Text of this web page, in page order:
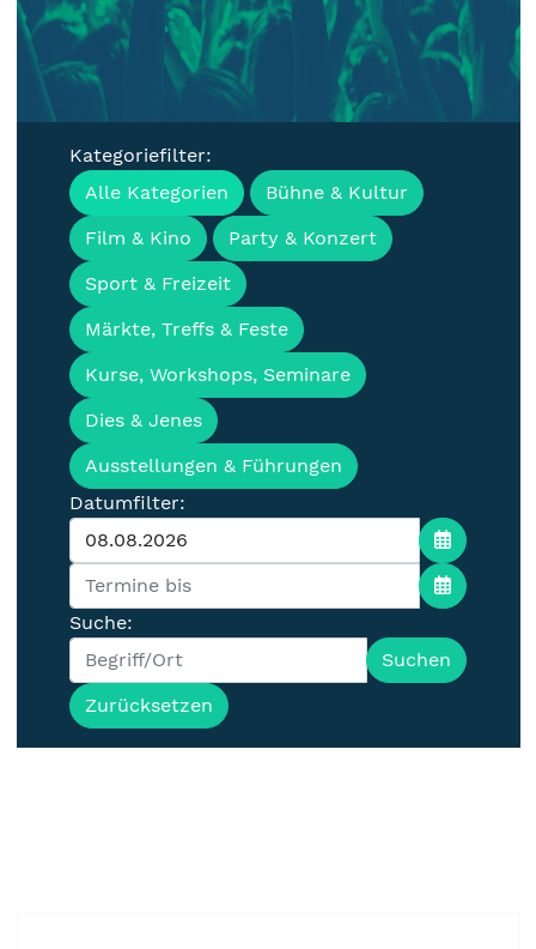
Veranstaltungen, Termine &
Events für die Lausitz
Kategoriefilter:
Alle Kategorien
Bühne & Kultur
Film & Kino
Party & Konzert
Sport & Freizeit
Märkte, Treffs & Feste
Kurse, Workshops, Seminare
Dies & Jenes
Ausstellungen & Führungen
Datumfilter:
Suche:
Suchen
Zurücksetzen